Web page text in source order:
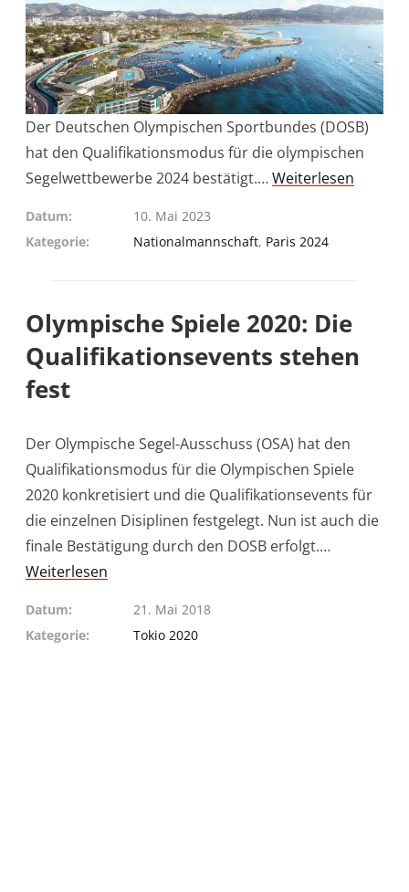
Der Deutschen Olympischen Sportbundes (DOSB)
hat den Qualifikationsmodus für die olympischen
Segelwettbewerbe 2024 bestätigt.…Weiterlesen
Datum
10. Mai 2023
Kategorie
Nationalmannschaft, Paris 2024
Olympische Spiele 2020: Die
Qualifikationsevents stehen
fest
Der Olympische Segel-Ausschuss (OSA) hat den
Qualifikationsmodus für die Olympischen Spiele
2020 konkretisiert und die Qualifikationsevents für
die einzelnen Disiplinen festgelegt. Nun ist auch die
finale Bestätigung durch den DOSB erfolgt.…
Weiterlesen
Datum
21. Mai 2018
Kategorie
Tokio 2020